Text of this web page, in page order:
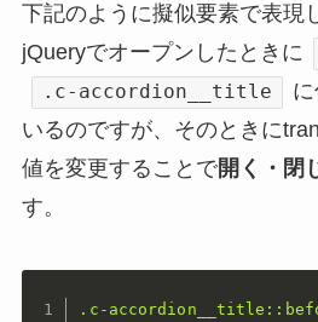
下記のように擬似要素で表現
jQueryでオープンしたときに
.c-accordion__title
いるのですが、そのときに
値を変更することで開く・閉
す。
.c-